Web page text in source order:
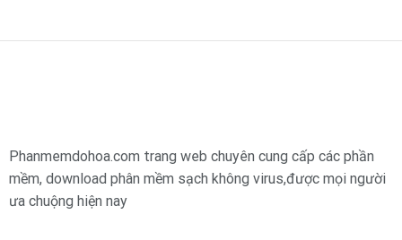
Phanmemdohoa.com trang web chuyên cung cấp các phần
mềm, download phân mềm sạch không virus,được mọi người
ưa chuộng hiện nay